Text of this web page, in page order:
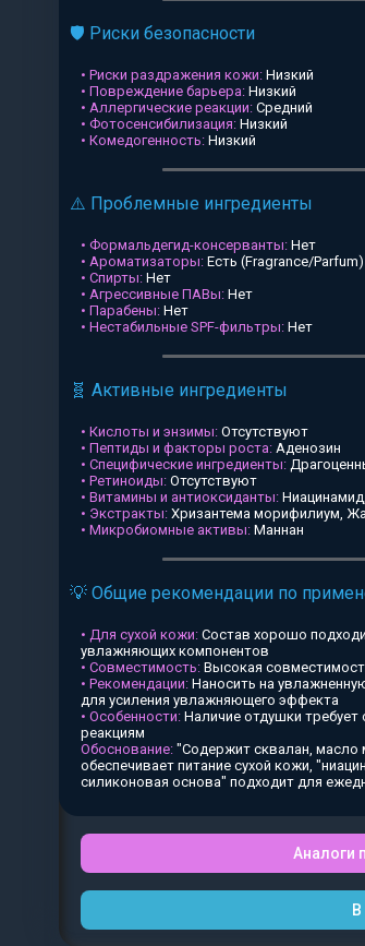
🛡️ Риски безопасности
• Риски раздражения кожи: Низкий
• Повреждение барьера: Низкий
• Аллергические реакции: Средний
• Фотосенсибилизация: Низкий
• Комедогенность: Низкий
⚠️ Проблемные ингредиенты
• Формальдегид-консерванты: Нет
• Ароматизаторы: Есть (Fragrance/Parfum)
• Спирты: Нет
• Агрессивные ПАВы: Нет
• Парабены: Нет
• Нестабильные SPF-фильтры: Нет
🧬 Активные ингредиенты
• Кислоты и энзимы: Отсутствуют
• Пептиды и факторы роста: Аденозин
• Специфические ингредиенты:
• Ретиноиды: Отсутствуют
• Витамины и антиоксиданты:
• Экстракты: Хризантема морифилиум,
• Микробиомные активы: Маннан
💡 Общие рекомендации по
• Для сухой кожи: Состав хорошо
увлажняющих компонентов
• Совместимость: Высокая
• Рекомендации: Наносить на
для усиления увлажняющего эффекта
• Особенности: Наличие отдушки
реакциям
Обоснование: "Содержит сквалан, масло
обеспечивает питание сухой кожи,
силиконовая основа" подходит для
Аналоги